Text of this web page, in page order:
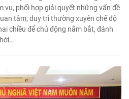
vụ, phối hợp giải quyết những vấn đề
tâm; duy trì thường xuyên chế độ
chiều để chủ động nắm bắt, đánh